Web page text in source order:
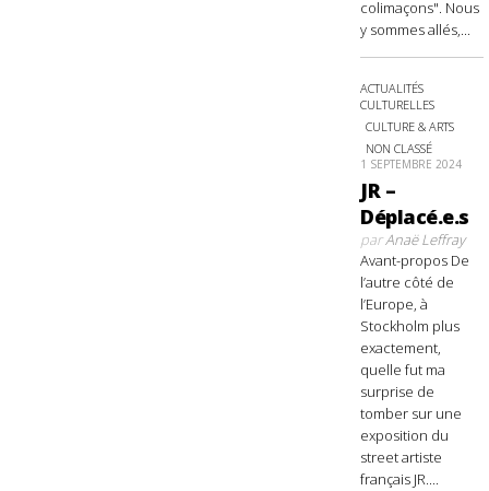
colimaçons". Nous
y sommes allés,...
ACTUALITÉS
CULTURELLES
CULTURE & ARTS
NON CLASSÉ
1 SEPTEMBRE 2024
JR –
Déplacé.e.s
parAnaë Leffray
Avant-propos De
l’autre côté de
l’Europe, à
Stockholm plus
exactement,
quelle fut ma
surprise de
tomber sur une
exposition du
street artiste
français JR....